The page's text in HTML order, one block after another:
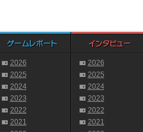
2026
2025
2024
2023
2022
2021
2026
2025
2024
2023
2022
2021